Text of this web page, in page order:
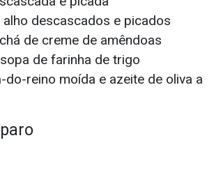
descascados e picados
de creme de amêndoas
de farinha de trigo
do-reino moída e azeite de oliva a